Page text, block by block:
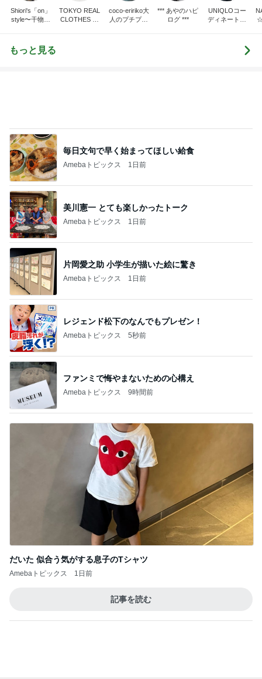
Shiori's「on」
style〜干物女
TOKYO REAL
CLOTHES 大
coco-eririko大
人のプチプラ
*** あやのハピ
ログ ***
UNIQLOコー
ディネート日
もっと見る
毎日文句で早く始まってほしい給食
Amebaトピックス 1日前
美川憲一 とても楽しかったトーク
Amebaトピックス 1日前
片岡愛之助 小学生が描いた絵に驚き
Amebaトピックス 1日前
レジェンド松下のなんでもプレゼン！
Amebaトピックス 5秒前
ファンミで悔やまないための心構え
Amebaトピックス 9時間前
だいた 似合う気がする息子のTシャツ
Amebaトピックス 1日前
記事を読む